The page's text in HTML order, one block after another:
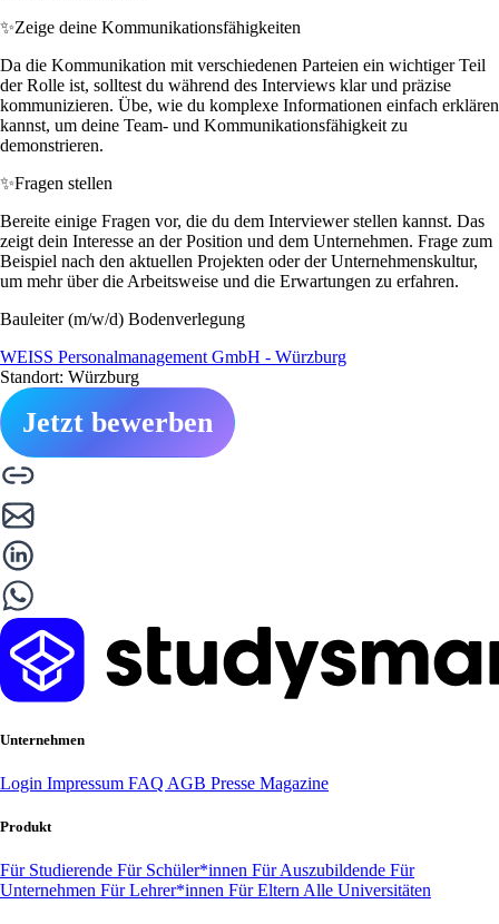
✨Zeige deine Kommunikationsfähigkeiten
Da die Kommunikation mit verschiedenen Parteien ein wichtiger Teil
der Rolle ist, solltest du während des Interviews klar und präzise
kommunizieren. Übe, wie du komplexe Informationen einfach erklären
kannst, um deine Team- und Kommunikationsfähigkeit zu
demonstrieren.
✨Fragen stellen
Bereite einige Fragen vor, die du dem Interviewer stellen kannst. Das
zeigt dein Interesse an der Position und dem Unternehmen. Frage zum
Beispiel nach den aktuellen Projekten oder der Unternehmenskultur,
um mehr über die Arbeitsweise und die Erwartungen zu erfahren.
Bauleiter (m/w/d) Bodenverlegung
WEISS Personalmanagement GmbH - Würzburg
Standort: Würzburg
Jetzt bewerben
Unternehmen
Login Impressum FAQ AGB Presse Magazine
Produkt
Für Studierende Für Schüler*innen Für Auszubildende Für
Unternehmen Für Lehrer*innen Für Eltern Alle Universitäten